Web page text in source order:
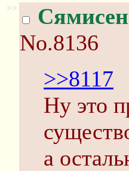
>> Сямисен
No.8136
>>8117
Ну это
а